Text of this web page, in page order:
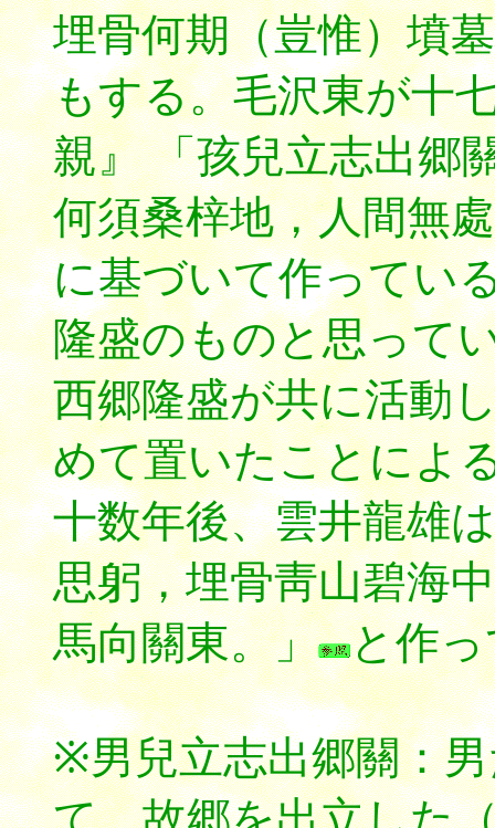
埋骨何期（豈惟）墳
もする。毛沢東が十
親』 「孩兒立志出郷
何須桑梓地，人間無
に基づいて作ってい
隆盛のものと思って
西郷隆盛が共に活動
めて置いたことによ
十数年後、雲井龍雄
思躬，埋骨靑山碧海
馬向關東。」
と作
※男兒立志出郷關：